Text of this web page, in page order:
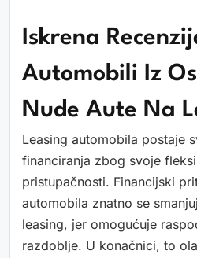
Iskrena
Automobili Iz
Nude Aute Na
Leasing automobila postaje
financiranja zbog svoje
pristupačnosti. Financijski
automobila znatno se
leasing, jer omogućuje
razdoblje. U konačnici, to